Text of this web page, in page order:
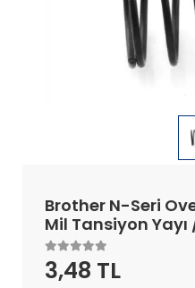
Brother N-Seri
Mil Tansiyon
3,48 TL